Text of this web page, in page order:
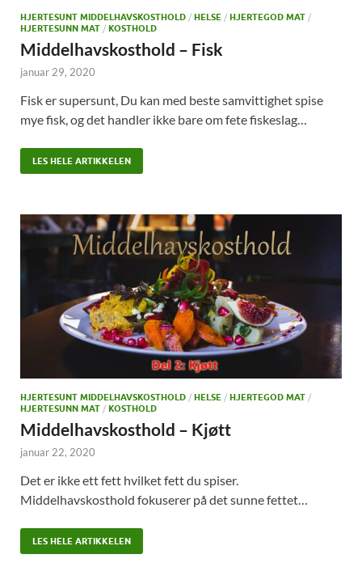
HJERTESUNT MIDDELHAVSKOSTHOLD / HELSE / HJERTEGOD MAT /
HJERTESUNN MAT / KOSTHOLD
Middelhavskosthold – Fisk
januar 29, 2020
Fisk er supersunt, Du kan med beste samvittighet spise
mye fisk, og det handler ikke bare om fete fiskeslag…
LES HELE ARTIKKELEN
HJERTESUNT MIDDELHAVSKOSTHOLD / HELSE / HJERTEGOD MAT /
HJERTESUNN MAT / KOSTHOLD
Middelhavskosthold – Kjøtt
januar 22, 2020
Det er ikke ett fett hvilket fett du spiser.
Middelhavskosthold fokuserer på det sunne fettet…
LES HELE ARTIKKELEN